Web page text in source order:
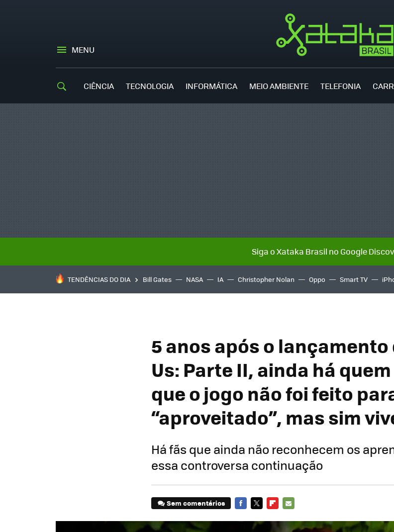
MENU
CIÊNCIA TECNOLOGIA INFORMÁTICA MEIO AMBIENTE TELEFONIA
Siga o Xataka Brasil no Google
TENDÊNCIAS DO DIA Bill Gates NASA IA Christopher Nolan Oppo Smart TV
5 anos após o lançamento
Us: Parte II, ainda há
que o jogo não foi feito
“aproveitado”, mas sim
Há fãs que ainda não reconhecem os
essa controversa continuação
Sem comentários
MAIL